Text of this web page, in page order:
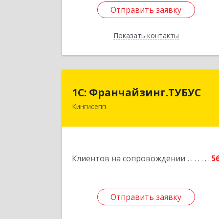
Отправить заявку
Показать контакты
Отправить заявку
Назад
1С: Франчайзинг.ТУБУС
Кингисепп
Клиентов на сопровождении
Отправить заявку
1С: Франчайзинг.ТУБУС
Отправить заявку